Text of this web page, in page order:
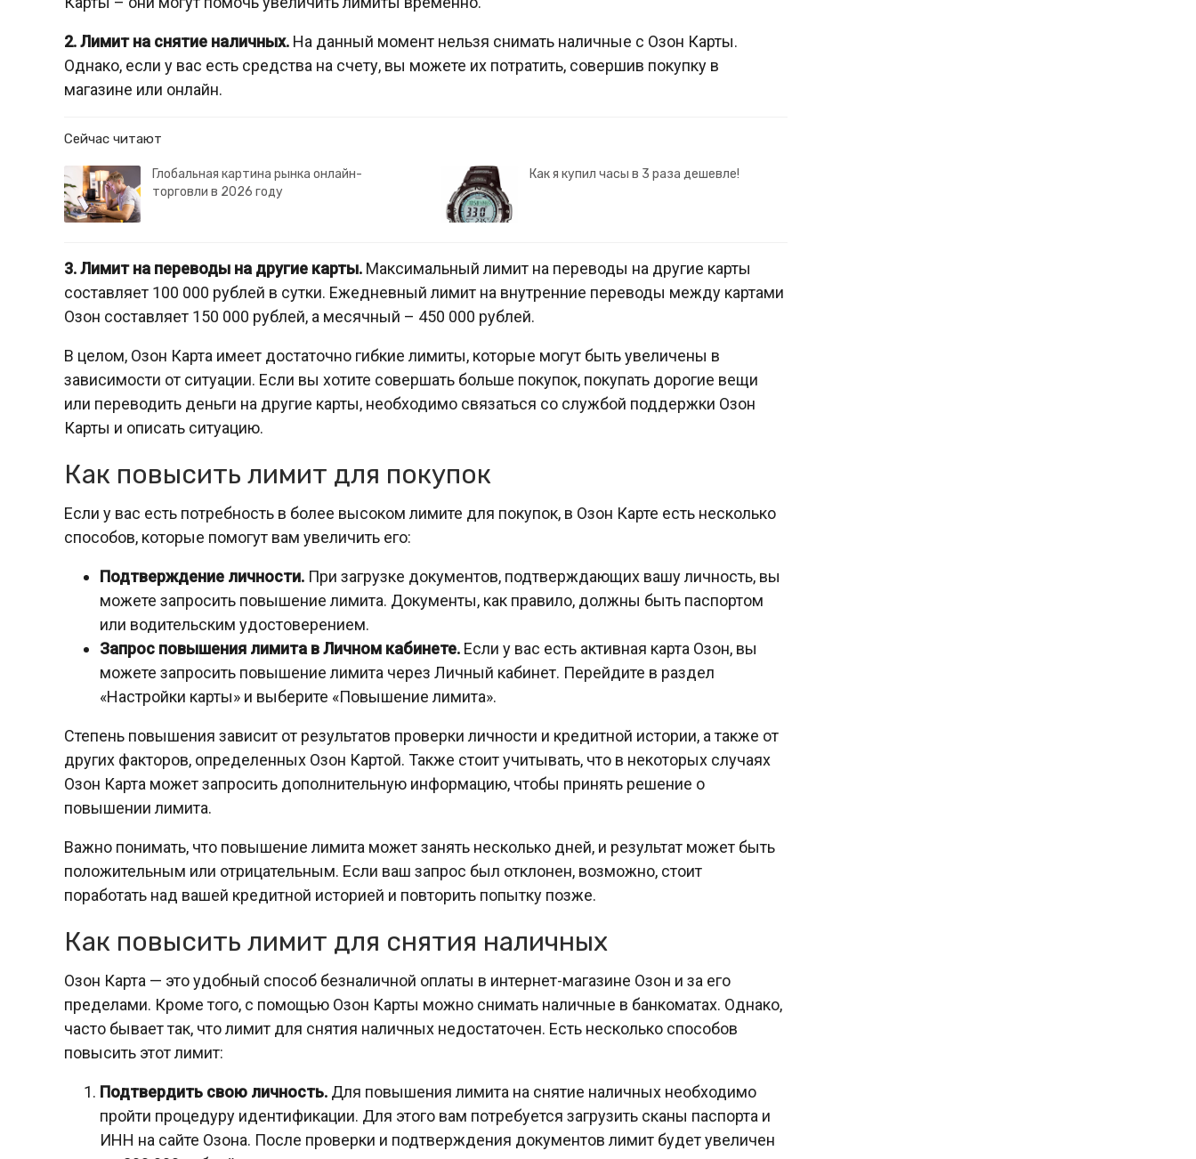
2. Лимит на снятие наличных. На данный момент нельзя снимать наличные с Озон Карты.
Однако, если у вас есть средства на счету, вы можете их потратить, совершив покупку в
магазине или онлайн.
Сейчас читают
Глобальная картина рынка онлайн-
торговли в 2026 году
Как я купил часы в 3 раза дешевле!
3. Лимит на переводы на другие карты. Максимальный лимит на переводы на другие карты
составляет 100 000 рублей в сутки. Ежедневный лимит на внутренние переводы между картами
Озон составляет 150 000 рублей, а месячный – 450 000 рублей.
В целом, Озон Карта имеет достаточно гибкие лимиты, которые могут быть увеличены в
зависимости от ситуации. Если вы хотите совершать больше покупок, покупать дорогие вещи
или переводить деньги на другие карты, необходимо связаться со службой поддержки Озон
Карты и описать ситуацию.
Как повысить лимит для покупок
Если у вас есть потребность в более высоком лимите для покупок, в Озон Карте есть несколько
способов, которые помогут вам увеличить его:
Подтверждение личности. При загрузке документов, подтверждающих вашу личность, вы
можете запросить повышение лимита. Документы, как правило, должны быть паспортом
или водительским удостоверением.
Запрос повышения лимита в Личном кабинете. Если у вас есть активная карта Озон, вы
можете запросить повышение лимита через Личный кабинет. Перейдите в раздел
«Настройки карты» и выберите «Повышение лимита».
Степень повышения зависит от результатов проверки личности и кредитной истории, а также от
других факторов, определенных Озон Картой. Также стоит учитывать, что в некоторых случаях
Озон Карта может запросить дополнительную информацию, чтобы принять решение о
повышении лимита.
Важно понимать, что повышение лимита может занять несколько дней, и результат может быть
положительным или отрицательным. Если ваш запрос был отклонен, возможно, стоит
поработать над вашей кредитной историей и повторить попытку позже.
Как повысить лимит для снятия наличных
Озон Карта — это удобный способ безналичной оплаты в интернет-магазине Озон и за его
пределами. Кроме того, с помощью Озон Карты можно снимать наличные в банкоматах. Однако,
часто бывает так, что лимит для снятия наличных недостаточен. Есть несколько способов
повысить этот лимит:
Подтвердить свою личность. Для повышения лимита на снятие наличных необходимо
пройти процедуру идентификации. Для этого вам потребуется загрузить сканы паспорта и
ИНН на сайте Озона. После проверки и подтверждения документов лимит будет увеличен